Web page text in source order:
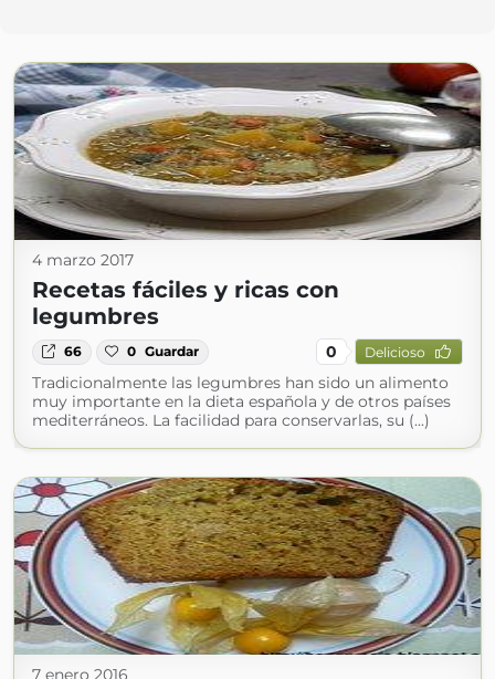
4 marzo 2017
Recetas fáciles y ricas con
legumbres
66 0 Guardar 0 Delicioso
Tradicionalmente las legumbres han sido un alimento
muy importante en la dieta española y de otros países
mediterráneos. La facilidad para conservarlas, su (...)
7 enero 2016